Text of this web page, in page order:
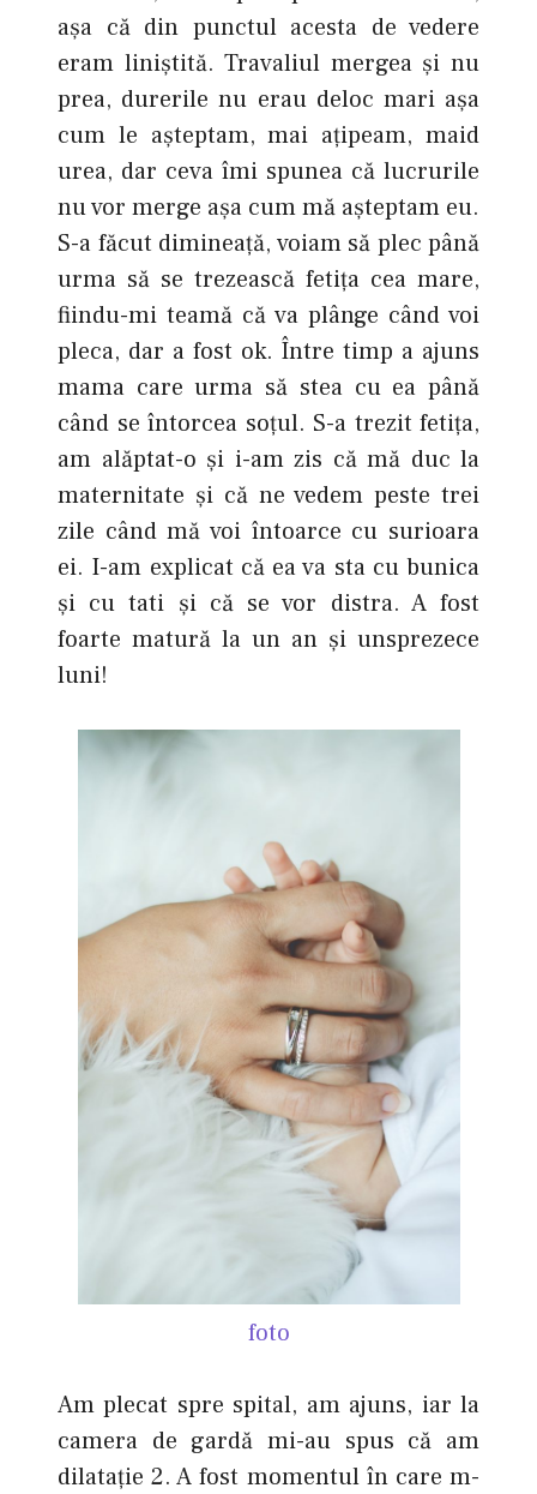
aşa că din punctul acesta de vedere
eram liniştită. Travaliul mergea şi nu
prea, durerile nu erau deloc mari aşa
cum le aşteptam, mai aţipeam, maid
urea, dar ceva îmi spunea că lucrurile
nu vor merge aşa cum mă aşteptam eu.
S-a făcut dimineaţă, voiam să plec până
urma să se trezească fetiţa cea mare,
fiindu-mi teamă că va plânge când voi
pleca, dar a fost ok. Între timp a ajuns
mama care urma să stea cu ea până
când se întorcea soţul. S-a trezit fetiţa,
am alăptat-o şi i-am zis că mă duc la
maternitate şi că ne vedem peste trei
zile când mă voi întoarce cu surioara
ei. I-am explicat că ea va sta cu bunica
şi cu tati şi că se vor distra. A fost
foarte matură la un an şi unsprezece
luni!
foto
Am plecat spre spital, am ajuns, iar la
camera de gardă mi-au spus că am
dilataţie 2. A fost momentul în care m-